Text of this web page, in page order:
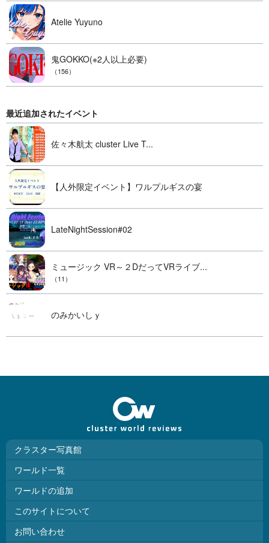
Atelie Yuyuno
鬼GOKKO(※2人以上必要)
（156）
最近追加されたイベント
佐々木航太 cluster Live T...
【人外限定イベント】ワルプルギスの宴
LateNightSession#02
ミュージック VR～２DだってVRライブ...
（11）
のみかいしｙ
クラスター写真館
ワールド一覧
ワールドの追加
このサイトについて
お問い合わせ